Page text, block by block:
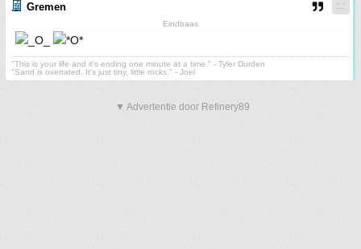
Gremen
Eindbaas
"This is your life and it's ending one minute at a time." - Tyler Durden
"Sand is overrated. It's just tiny, little rocks." - Joel
▼ Advertentie door Refinery89